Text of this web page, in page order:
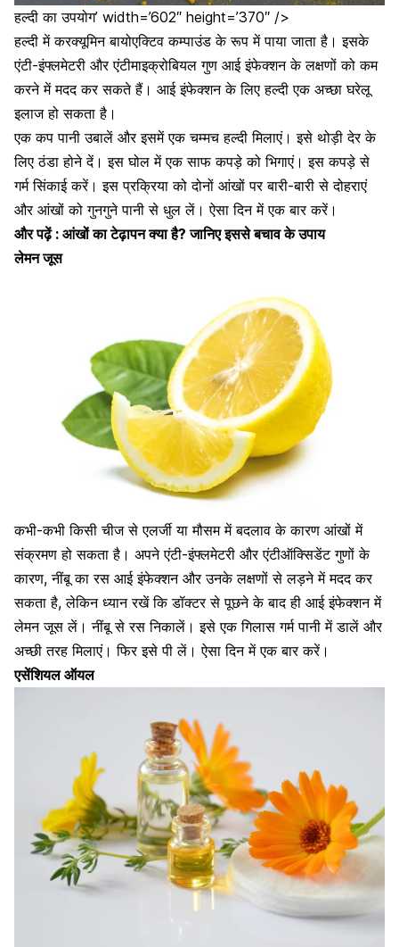
हल्दी का उपयोग’ width=’602″ height=’370″ />
हल्दी में करक्यूमिन बायोएक्टिव कम्पाउंड के रूप में पाया जाता है। इसके
एंटी-इंफ्लमेटरी और एंटीमाइक्रोबियल गुण आई इंफेक्शन के लक्षणों को कम
करने में मदद कर सकते हैं। आई इंफेक्शन के लिए हल्दी एक अच्छा घरेलू
इलाज हो सकता है।
एक कप पानी उबालें और इसमें एक चम्मच हल्दी मिलाएं। इसे थोड़ी देर के
लिए ठंडा होने दें। इस घोल में एक साफ कपड़े को भिगाएं। इस कपड़े से
गर्म सिंकाई करें। इस प्रक्रिया को दोनों आंखों पर बारी-बारी से दोहराएं
और आंखों को गुनगुने पानी से धुल लें। ऐसा दिन में एक बार करें।
और पढ़ें : आंखों का टेढ़ापन क्या है? जानिए इससे बचाव के उपाय
लेमन जूस
कभी-कभी किसी चीज सेएलर्जी या मौसममें बदलाव के कारण आंखों में
संक्रमण हो सकता है। अपने एंटी-इंफ्लमेटरी और एंटीऑक्सिडेंट गुणों के
कारण, नींबू का रस आई इंफेक्शन और उनके लक्षणों से लड़ने में मदद कर
सकता है, लेकिन ध्यान रखें कि डॉक्टर से पूछने के बाद ही आई इंफेक्शन में
लेमन जूस लें।नींबू से रस निकालें। इसे एकगिलास गर्म पानी में डालें और
अच्छी तरह मिलाएं। फिर इसे पी लें। ऐसा दिन में एक बार करें।
एसेंशियल ऑयल